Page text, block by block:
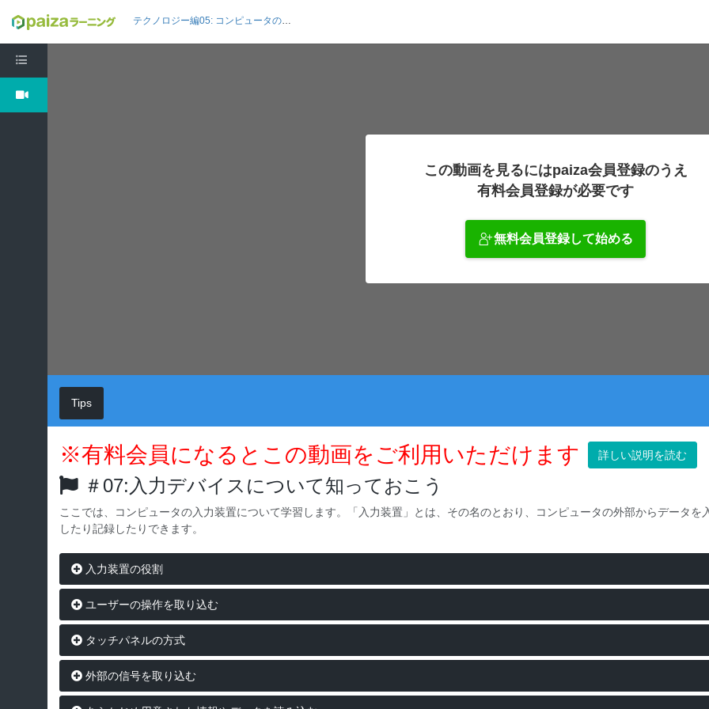
テクノロジー編05: コンピュータの構成要素を理解しよう
この動画を見るにはpaiza会員登録のうえ
有料会員登録が必要です
無料会員登録して始める
Tips
※有料会員になるとこの動画をご利用いただけます 詳しい説明を読む
＃07:入力デバイスについて知っておこう
ここでは、コンピュータの入力装置について学習します。「入力装置」とは、その名のとおり、コンピュータの外部からデータ
したり記録したりできます。
入力装置の役割
ユーザーの操作を取り込む
タッチパネルの方式
外部の信号を取り込む